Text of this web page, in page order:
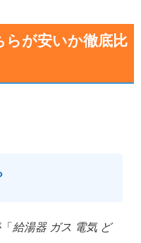
らが安いか徹底比
給湯器 ガス 電気 ど